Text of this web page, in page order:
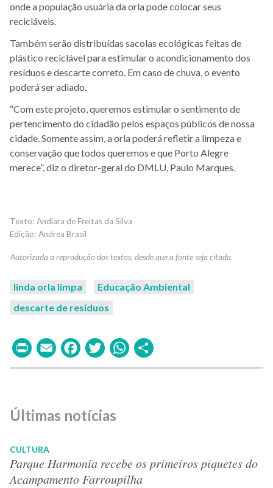
onde a população usuária da orla pode colocar seus
recicláveis.
Também serão distribuídas sacolas ecológicas feitas de
plástico reciclável para estimular o acondicionamento dos
resíduos e descarte correto. Em caso de chuva, o evento
poderá ser adiado.
“Com este projeto, queremos estimular o sentimento de
pertencimento do cidadão pelos espaços públicos de nossa
cidade. Somente assim, a orla poderá refletir a limpeza e
conservação que todos queremos e que Porto Alegre
merece”, diz o diretor-geral do DMLU, Paulo Marques.
Andiara de Freitas da Silva
Andrea Brasil
linda orla limpa
Educação Ambiental
descarte de resíduos
PrintEmailFacebook
TwitterWhatsApp
Últimas notícias
CULTURA
Parque Harmonia recebe os primeiros piquetes do
Acampamento Farroupilha